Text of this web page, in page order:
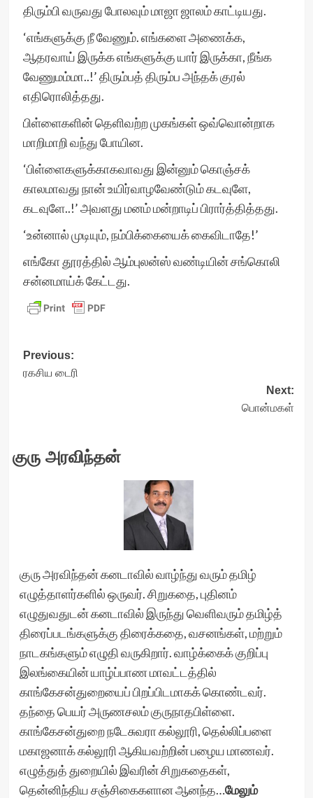
திரும்பி வருவது போலவும் மாஜா ஜாலம் காட்டியது.
‘எங்களுக்கு நீ வேணும். எங்களை அணைக்க,
ஆதரவாய் இருக்க எங்களுக்கு யார் இருக்கா, நீங்க
வேணுமம்மா..!’ திரும்பத் திரும்ப அந்தக் குரல்
எதிரொலித்தது.
பிள்ளைகளின் தெளிவற்ற முகங்கள் ஒவ்வொன்றாக
மாறிமாறி வந்து போயின.
‘பிள்ளைகளுக்காகவாவது இன்னும் கொஞ்சக்
காலமாவது நான் உயிர்வாழவேண்டும் கடவுளே,
கடவுளே..!’ அவளது மனம் மன்றாடிப் பிரார்த்தித்தது.
‘உன்னால் முடியும், நம்பிக்கையைக் கைவிடாதே!’
எங்கோ தூரத்தில் ஆம்புலன்ஸ் வண்டியின் சங்கொலி
சன்னமாய்க் கேட்டது.
Post
navigation
Previous:
ரகசிய டைரி
Next:
பொன்மகள்
குரு அரவிந்தன்
குரு அரவிந்தன் கனடாவில் வாழ்ந்து வரும் தமிழ்
எழுத்தாளர்களில் ஒருவர். சிறுகதை, புதினம்
எழுதுவதுடன் கனடாவில் இருந்து வெளிவரும் தமிழ்த்
திரைப்படங்களுக்கு திரைக்கதை, வசனங்கள், மற்றும்
நாடகங்களும் எழுதி வருகிறார். வாழ்க்கைக் குறிப்பு
இலங்கையின் யாழ்ப்பாண மாவட்டத்தில்
காங்கேசன்துறையைப் பிறப்பிடமாகக் கொண்டவர்.
தந்தை பெயர் அருணசலம் குருநாதபிள்ளை.
காங்கேசன்துறை நடேசுவரா கல்லூரி, தெல்லிப்பளை
மகாஜனாக் கல்லூரி ஆகியவற்றின் பழைய மாணவர்.
எழுத்துத் துறையில் இவரின் சிறுகதைகள்,
தென்னிந்திய சஞ்சிகைகளான ஆனந்த…மேலும்